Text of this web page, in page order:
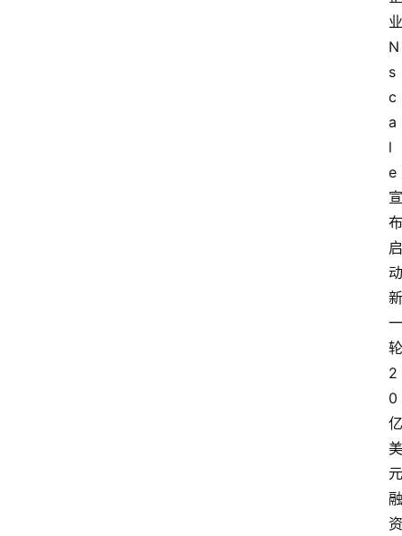
业
N
s
c
a
l
e
宣
布
启
动
新
一
轮
2
0
亿
美
元
融
资